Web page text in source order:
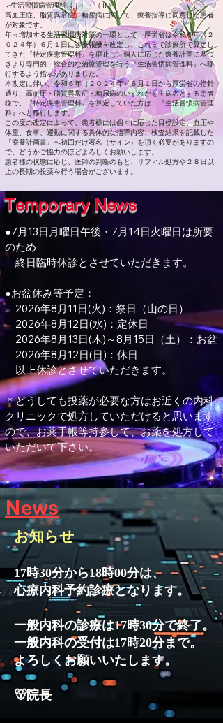
▼生活習慣病管理料（Ⅰ）・（Ⅱ）
高血圧症、脂質異常症、糖尿病に関して、療養指導に同意した患者
が対象です。
年々増加する生活習慣病対策の一環として、厚労省は令和６年（２
０２４年）６月１日に診療報酬を改定し、これまで診療所で算定し
てきた『特定疾患管理料』を廃止し、個人に応じた療養計画に基づ
きより専門的・総合的な治療管理を行う『生活習慣病管理料』へ移
行するよう指示がありました。
本改定に伴い、令和６年（２０２４年）６月１日から厚労省の指針
通り、高血圧・脂質異常症・糖尿病のいずれかを主病名とする患者
様で、『特定疾患管理料』を算定していた方は、『生活習慣病管理
料』へと移行します。
この度の改定によって、患者様には個々に応じた目標設定、血圧や
体重、食事、運動に関する具体的な指導内容、検査結果を記載した
『療養計画書』へ初回だけ署名（サイン）を頂く必要がありますの
で、どうかご協力のほどよろしくお願いします。
患者様の状態に応じ、医師の判断のもと、リフィル処方や２８日以
上の長期の投薬を行う場合がございます。
Temporary News
●7月13日月曜日午後・7月14日火曜日は所要
のため
終日臨時休診とさせていただきます。
●お盆休み等予定：
2026年8月11日(火)：祭日（山の日）
2026年8月12日(水)：定休日
2026年8月13日(木)～8月15日（土）：お盆
2026年8月12日(日)：休日
以上休診とさせていただきます。
＊どうしても投薬が必要な方はお近くの内科
クリニックで処方していただけると思います
ので、お薬手帳等持参して、お薬を処方して
いただいて下さい。
News
お知らせ
17時30分から18時00分は、
心療内科予約診療となります。
一般内科の診療は17時30分で終了。
一般内科の受付は17時20分まで。
よろしくお願いいたします。
🐻院長